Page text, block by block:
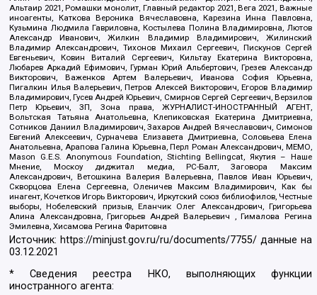
Альтаир 2021, Ромашки монолит, Главный редактор 2021, Вега 2021, Важные
иноагенты, Каткова Вероника Вячеславовна, Карезина Инна Павловна,
Кузьмина Людмила Гавриловна, Костылева Полина Владимировна, Лютов
Александр Иванович, Жилкин Владимир Владимирович, Жилинский
Владимир Александрович, Тихонов Михаил Сергеевич, Пискунов Сергей
Евгеньевич, Ковин Виталий Сергеевич, Кильтау Екатерина Викторовна,
Любарев Аркадий Ефимович, Гурман Юрий Альбертович, Грезев Александр
Викторович, Важенков Артем Валерьевич, Иванова София Юрьевна,
Пигалкин Илья Валерьевич, Петров Алексей Викторович, Егоров Владимир
Владимирович, Гусев Андрей Юрьевич, Смирнов Сергей Сергеевич, Верзилов
Петр Юрьевич, ЗП, Зона права, ЖУРНАЛИСТ-ИНОСТРАННЫЙ АГЕНТ,
Вольтская Татьяна Анатольевна, Клепиковская Екатерина Дмитриевна,
Сотников Даниил Владимирович, Захаров Андрей Вячеславович, Симонов
Евгений Алексеевич, Сурначева Елизавета Дмитриевна, Соловьева Елена
Анатольевна, Арапова Галина Юрьевна, Перл Роман Александрович, МЕМО,
Mason G.E.S. Anonymous Foundation, Stichting Bellingcat, Якутия – Наше
Мнение, Москоу диджитал медиа, РС-Балт, Заговора Максим
Александрович, Ветошкина Валерия Валерьевна, Павлов Иван Юрьевич,
Скворцова Елена Сергеевна, Оленичев Максим Владимирович, Как бы
инагент, Кочетков Игорь Викторович, Иркутский союз библиофилов, Честные
выборы, Нобелевский призыв, Еланчик Олег Александрович, Григорьева
Алина Александровна, Григорьев Андрей Валерьевич , Гималова Регина
Эмилевна, Хисамова Регина Фаритовна
Источник: https://minjust.gov.ru/ru/documents/7755/ данные на
03.12.2021
* Сведения реестра НКО, выполняющих функции
иностранного агента: